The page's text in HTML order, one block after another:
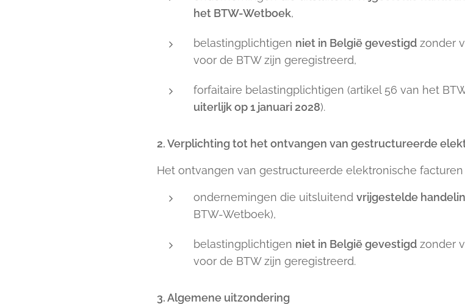
het BTW-Wetboek,
belastingplichtigen niet in België gevestigd zonder
voor de BTW zijn geregistreerd,
forfaitaire belastingplichtigen (artikel 56 van het
uiterlijk op 1 januari 2028).
2. Verplichting tot het ontvangen van gestructureerde
Het ontvangen van gestructureerde elektronische facturen
ondernemingen die uitsluitend vrijgestelde
BTW-Wetboek),
belastingplichtigen niet in België gevestigd zonder
voor de BTW zijn geregistreerd.
3. Algemene uitzondering